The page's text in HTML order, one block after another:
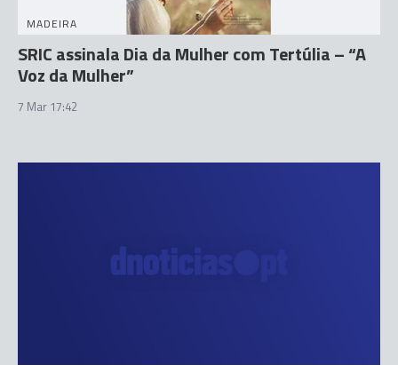
MADEIRA
SRIC assinala Dia da Mulher com Tertúlia – “A
Voz da Mulher”
7 Mar 17:42